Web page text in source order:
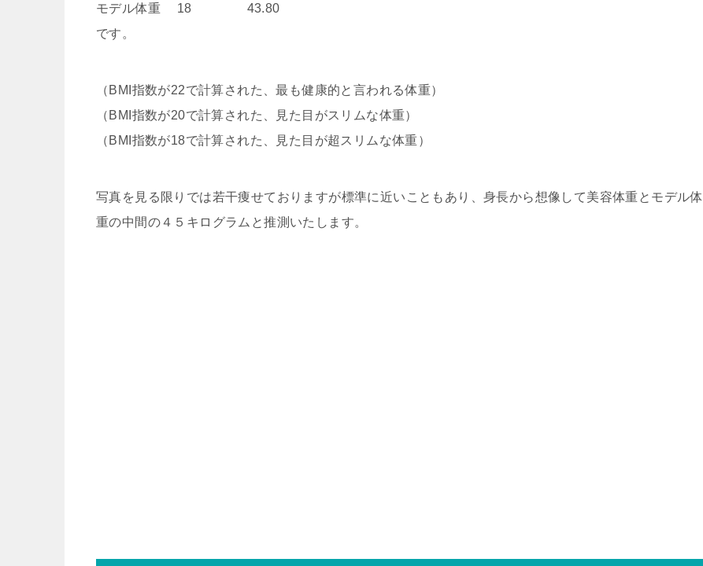
モデル体重 18 43.80
です。
（BMI指数が22で計算された、最も健康的と言われる体重）
（BMI指数が20で計算された、見た目がスリムな体重）
（BMI指数が18で計算された、見た目が超スリムな体重）
写真を見る限りでは若干痩せておりますが標準に近いこともあり、身長から想像して美容体重とモデル体
重の中間の４５キログラムと推測いたします。